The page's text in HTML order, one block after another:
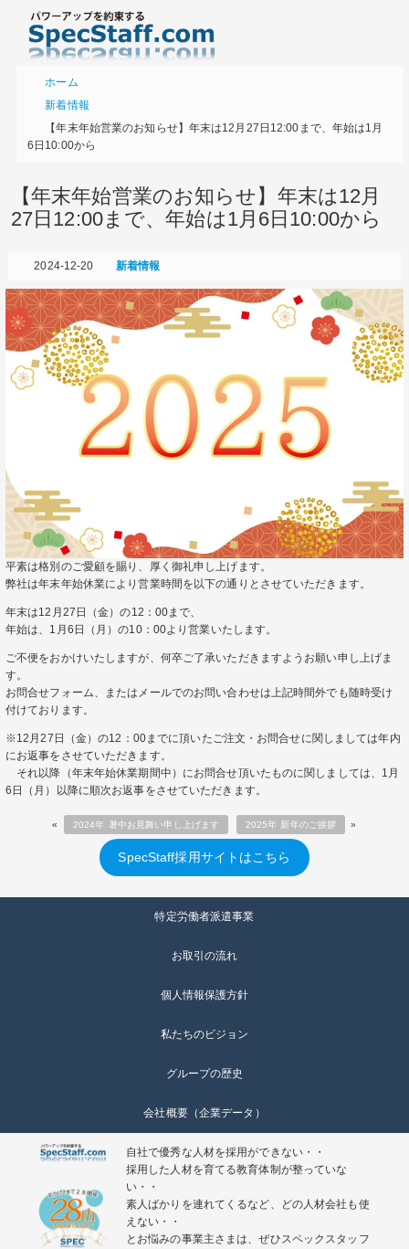
ホーム
新着情報
【年末年始営業のお知らせ】年末は12月27日12:00まで、年始は1月
6日10:00から
【年末年始営業のお知らせ】年末は12月
27日12:00まで、年始は1月6日10:00から
2024-12-20 新着情報
平素は格別のご愛顧を賜り、厚く御礼申し上げます。
弊社は年末年始休業により営業時間を以下の通りとさせていただきます。
年末は12月27日（金）の12：00まで、
年始は、1月6日（月）の10：00より営業いたします。
ご不便をおかけいたしますが、何卒ご了承いただきますようお願い申し上げま
す。
お問合せフォーム、またはメールでのお問い合わせは上記時間外でも随時受け
付けております。
※12月27日（金）の12：00までに頂いたご注文・お問合せに関しましては年内
にお返事をさせていただきます。
それ以降（年末年始休業期間中）にお問合せ頂いたものに関しましては、1月
6日（月）以降に順次お返事をさせていただきます。
« 2024年 暑中お見舞い申し上げます 2025年 新年のご挨拶 »
SpecStaff採用サイトはこちら
特定労働者派遣事業
お取引の流れ
個人情報保護方針
私たちのビジョン
グループの歴史
会社概要（企業データ）
自社で優秀な人材を採用ができない・・
採用した人材を育てる教育体制が整っていな
い・・
素人ばかりを連れてくるなど、どの人材会社も使
えない・・
とお悩みの事業主さまは、ぜひスペックスタッフ